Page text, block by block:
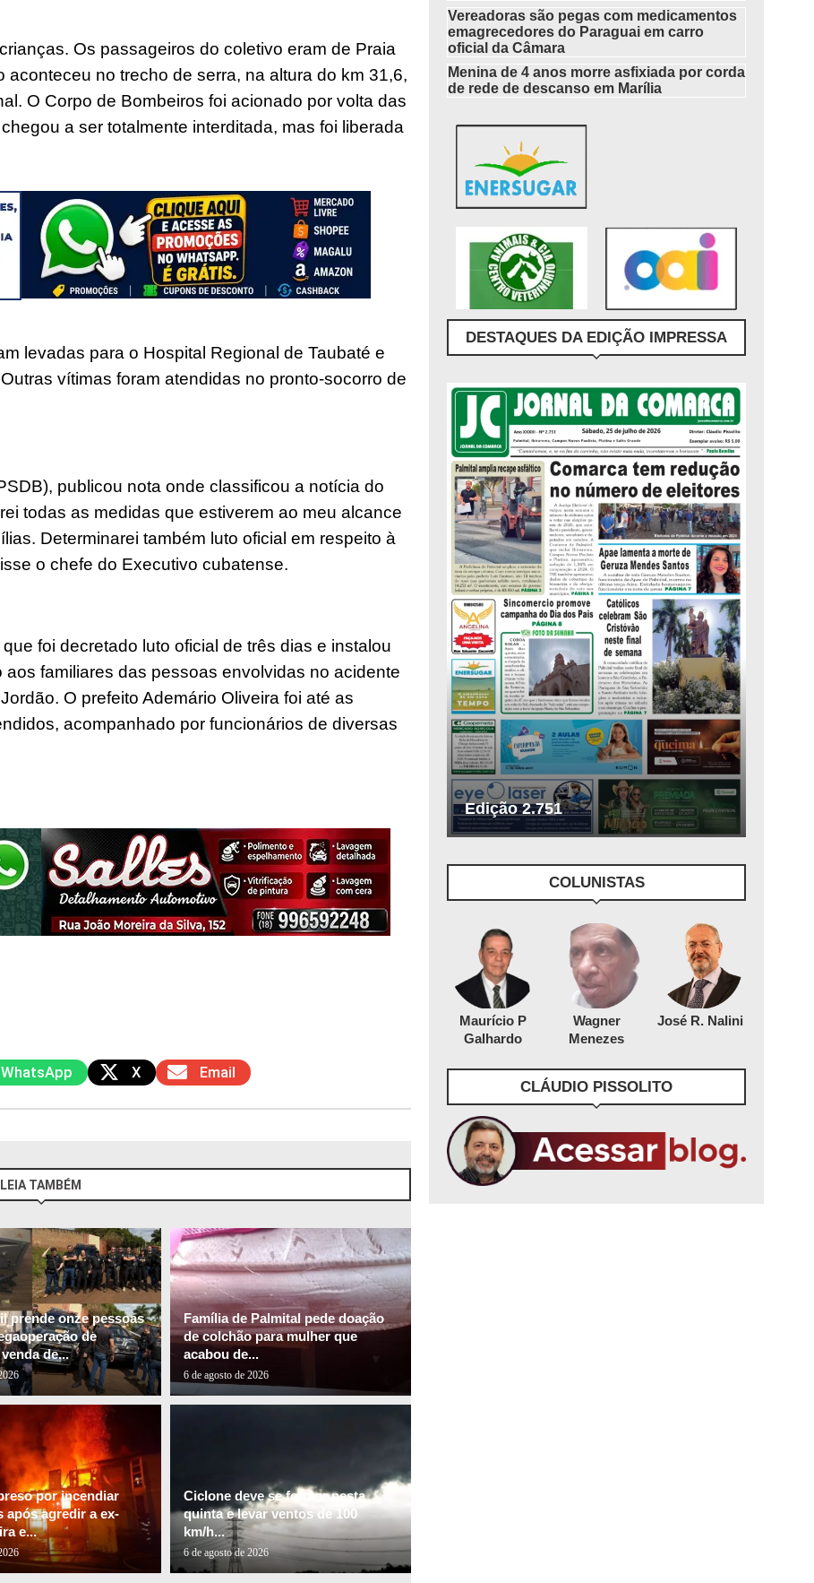
Os passageiros do coletivo eram de Praia
no trecho de serra, na altura do km 31,6,
O Corpo de Bombeiros foi acionado por volta das
a ser totalmente interditada, mas foi liberada
levadas para o Hospital Regional de Taubaté e
vítimas foram atendidas no pronto-socorro de
publicou nota onde classificou a notícia do
todas as medidas que estiverem ao meu alcance
Determinarei também luto oficial em respeito à
o chefe do Executivo cubatense.
foi decretado luto oficial de três dias e instalou
familiares das pessoas envolvidas no acidente
O prefeito Ademário Oliveira foi até as
acompanhado por funcionários de diversas
WhatsApp X Email
LEIA TAMBÉM
prende onze pessoas
de
de...
Família de Palmital pede doação
de colchão para mulher que
acabou de...
6 de agosto de 2026
por incendiar
após agredir a ex-
e...
Ciclone deve se formar nesta
quinta e levar ventos de 100
km/h...
6 de agosto de 2026
Vereadoras são pegas com medicamentos
emagrecedores do Paraguai em carro
oficial da Câmara
Menina de 4 anos morre asfixiada por corda
de rede de descanso em Marília
DESTAQUES DA EDIÇÃO IMPRESSA
Edição 2.751
COLUNISTAS
Maurício P
Galhardo
Wagner
Menezes
José R. Nalini
CLÁUDIO PISSOLITO